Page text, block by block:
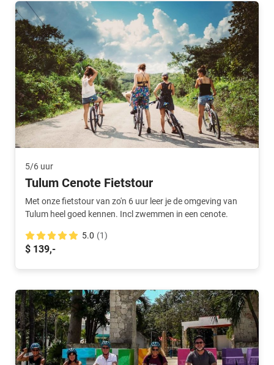
5/6 uur
Tulum Cenote Fietstour
Met onze fietstour van zo'n 6 uur leer je de omgeving van
Tulum heel goed kennen. Incl zwemmen in een cenote.
5.0 (1)
$ 139,-